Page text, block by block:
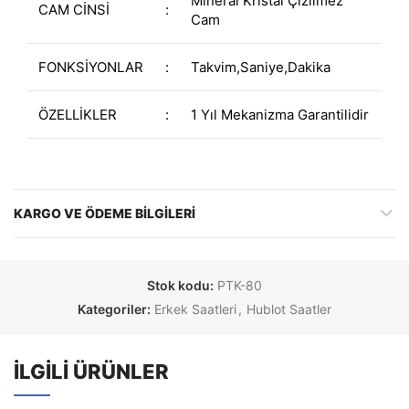
CAM CİNSİ :
Cam
FONKSİYONLAR : Takvim,Saniye,Dakika
ÖZELLİKLER : 1 Yıl Mekanizma Garantilidir
KARGO VE ÖDEME BILGILERI
Stok kodu: PTK-80
Kategoriler: Erkek Saatleri , Hublot Saatler
İLGILI ÜRÜNLER